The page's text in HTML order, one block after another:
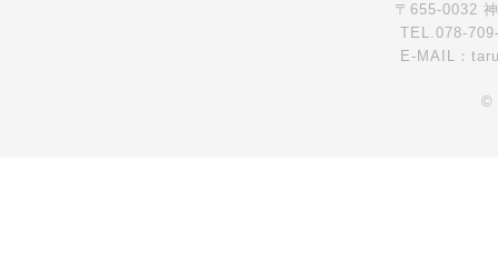
〒655-0032
TEL.078-
E-MAIL：
©